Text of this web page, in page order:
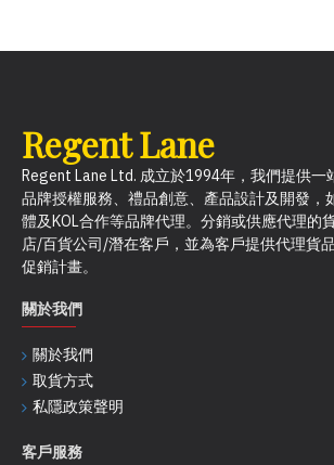
Regent Lane
Regent Lane Ltd. 成立於1994年，我們提供一
品牌授權服務、禮品創意、產品設計及開發，
體及KOL合作等品牌代理。分銷或供應代理的
店/百貨公司/潛在客戶，並為客戶提供代理貨
促銷計畫。
關於我們
關於我們
取貨方式
私隱政策聲明
客戶服務